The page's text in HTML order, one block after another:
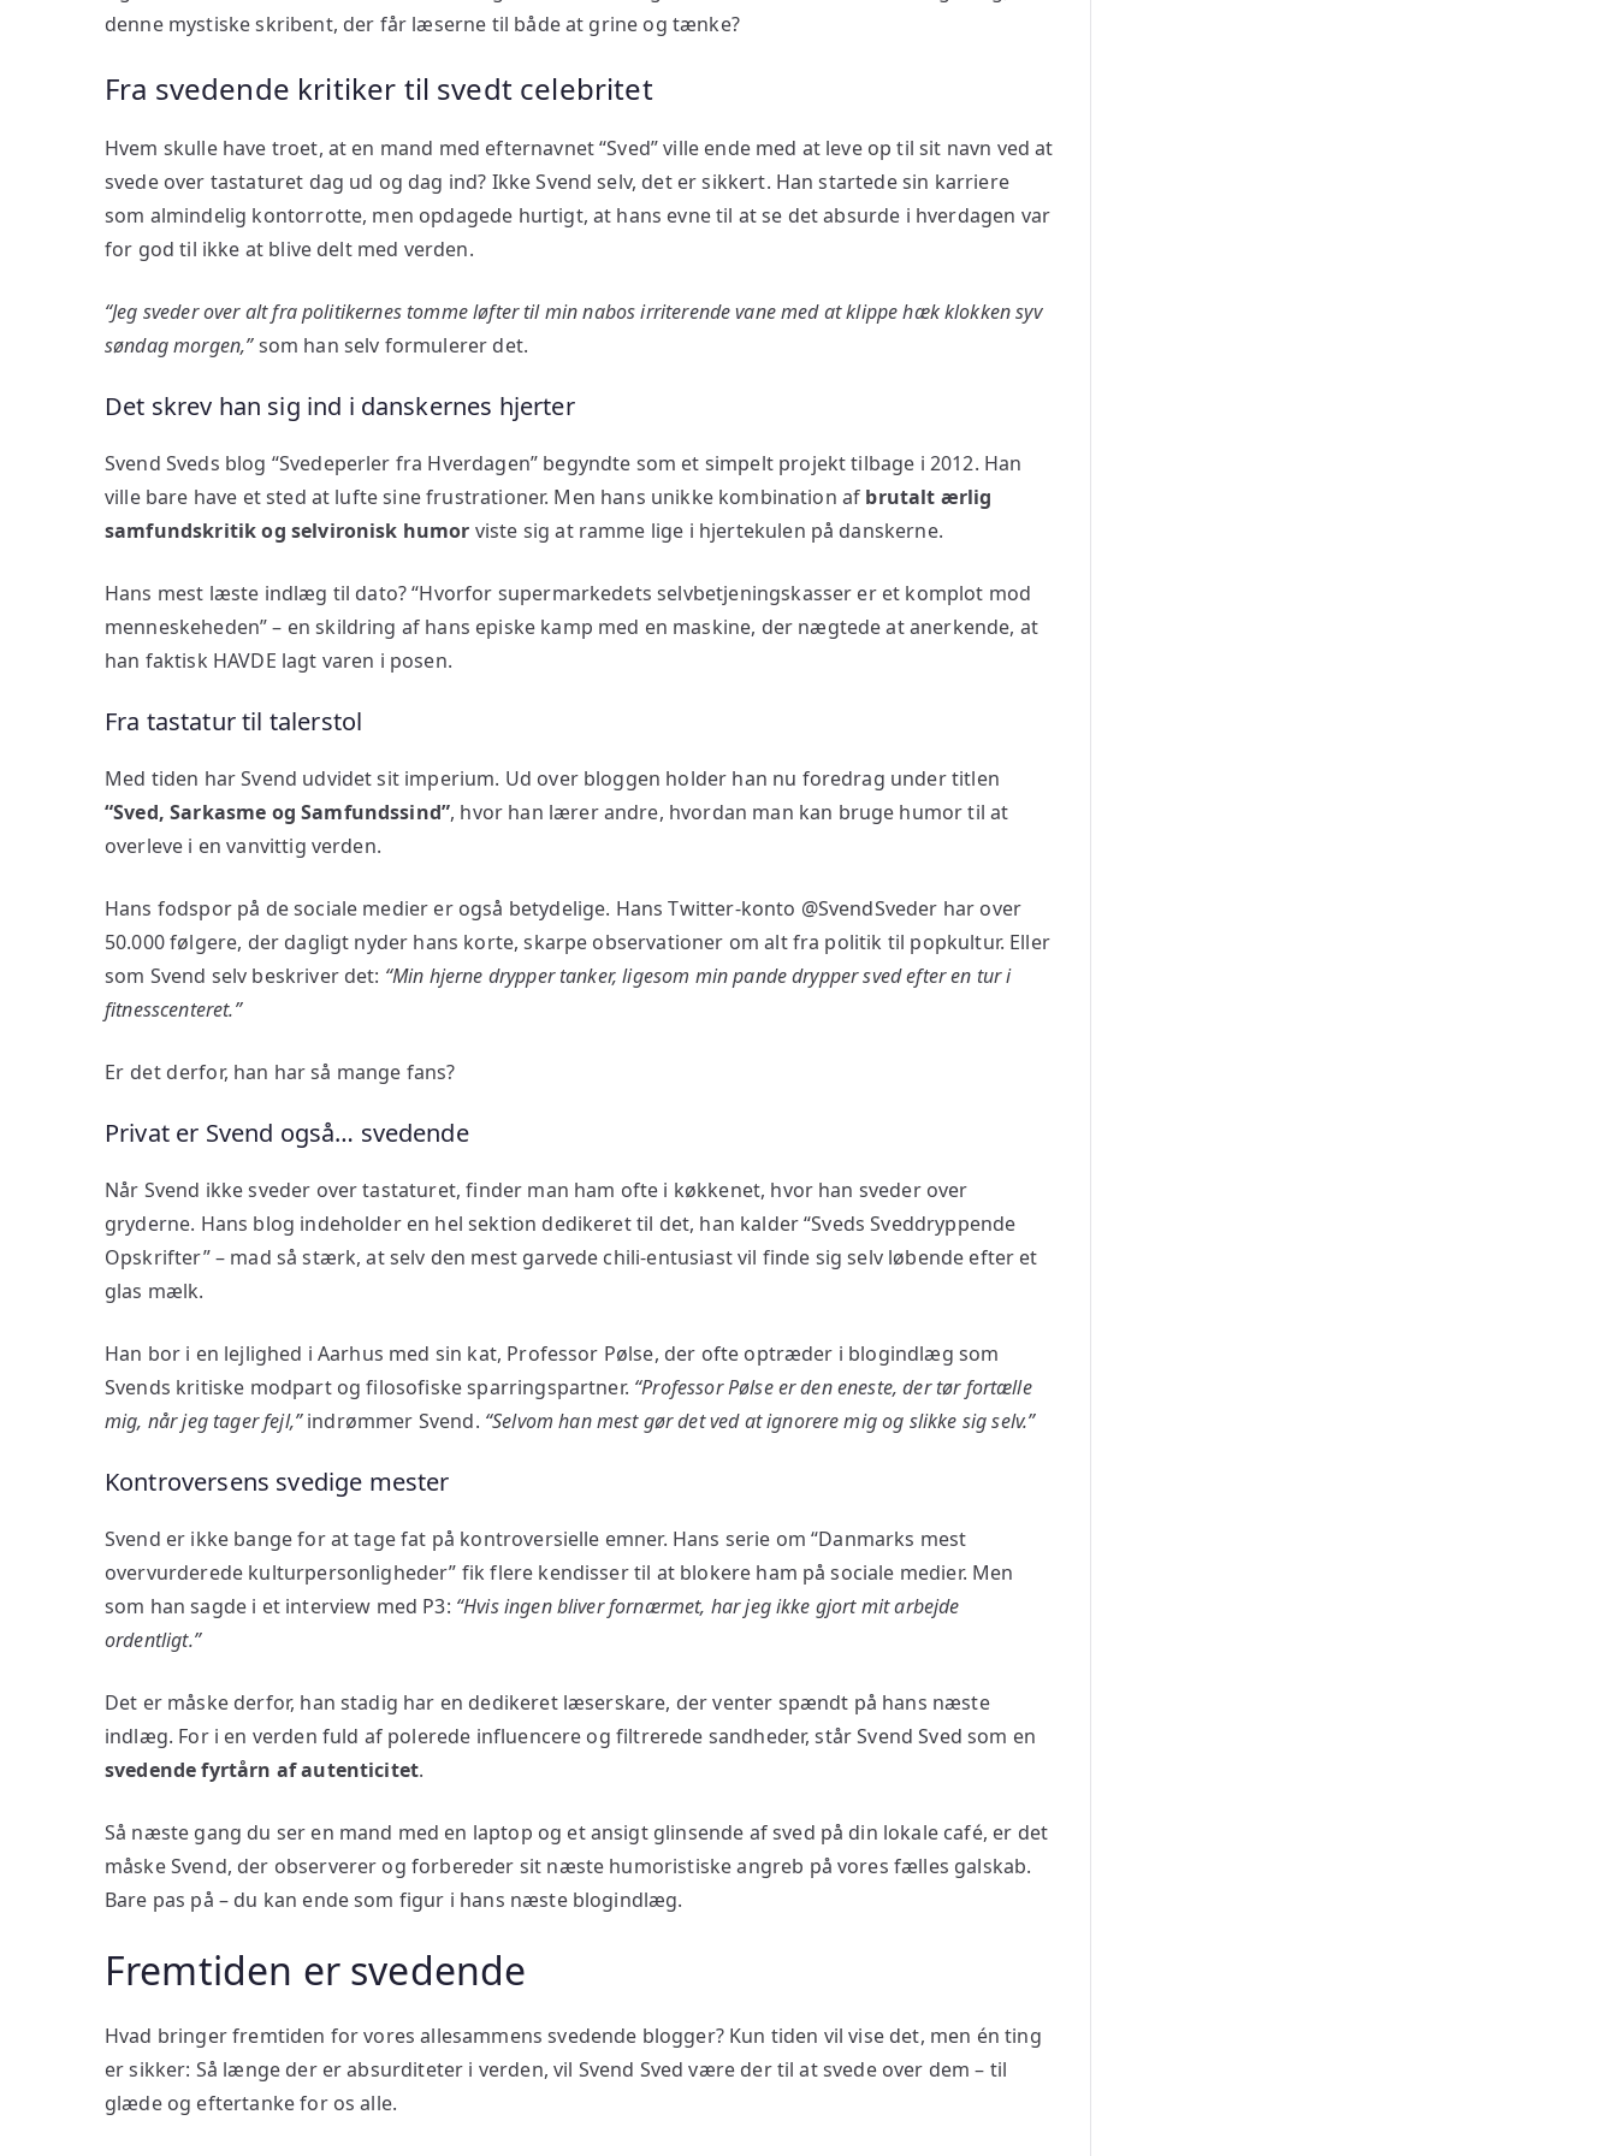
denne mystiske skribent, der får læserne til både at grine og tænke?
Fra svedende kritiker til svedt celebritet
Hvem skulle have troet, at en mand med efternavnet “Sved” ville ende med at leve op til sit navn ved at
svede over tastaturet dag ud og dag ind? Ikke Svend selv, det er sikkert. Han startede sin karriere
som almindelig kontorrotte, men opdagede hurtigt, at hans evne til at se det absurde i hverdagen var
for god til ikke at blive delt med verden.
“Jeg sveder over alt fra politikernes tomme løfter til min nabos irriterende vane med at klippe hæk klokken syv
søndag morgen,”som han selv formulerer det.
Det skrev han sig ind i danskernes hjerter
Svend Sveds blog “Svedeperler fra Hverdagen” begyndte som et simpelt projekt tilbage i 2012. Han
ville bare have et sted at lufte sine frustrationer. Men hans unikke kombination af brutalt ærlig
samfundskritik og selvironisk humor viste sig at ramme lige i hjertekulen på danskerne.
Hans mest læste indlæg til dato? “Hvorfor supermarkedets selvbetjeningskasser er et komplot mod
menneskeheden” – en skildring af hans episke kamp med en maskine, der nægtede at anerkende, at
han faktisk HAVDE lagt varen i posen.
Fra tastatur til talerstol
Med tiden har Svend udvidet sit imperium. Ud over bloggen holder han nu foredrag under titlen
“Sved, Sarkasme og Samfundssind”, hvor han lærer andre, hvordan man kan bruge humor til at
overleve i en vanvittig verden.
Hans fodspor på de sociale medier er også betydelige. Hans Twitter-konto @SvendSveder har over
50.000 følgere, der dagligt nyder hans korte, skarpe observationer om alt fra politik til popkultur. Eller
som Svend selv beskriver det: “Min hjerne drypper tanker, ligesom min pande drypper sved efter en tur i
fitnesscenteret.”
Er det derfor, han har så mange fans?
Privat er Svend også… svedende
Når Svend ikke sveder over tastaturet, finder man ham ofte i køkkenet, hvor han sveder over
gryderne. Hans blog indeholder en hel sektion dedikeret til det, han kalder “Sveds Sveddryppende
Opskrifter” – mad så stærk, at selv den mest garvede chili-entusiast vil finde sig selv løbende efter et
glas mælk.
Han bor i en lejlighed i Aarhus med sin kat, Professor Pølse, der ofte optræder i blogindlæg som
Svends kritiske modpart og filosofiske sparringspartner. “Professor Pølse er den eneste, der tør fortælle
mig, når jeg tager fejl,”indrømmer Svend. “Selvom han mest gør det ved at ignorere mig og slikke sig selv.”
Kontroversens svedige mester
Svend er ikke bange for at tage fat på kontroversielle emner. Hans serie om “Danmarks mest
overvurderede kulturpersonligheder” fik flere kendisser til at blokere ham på sociale medier. Men
som han sagde i et interview med P3: “Hvis ingen bliver fornærmet, har jeg ikke gjort mit arbejde
ordentligt.”
Det er måske derfor, han stadig har en dedikeret læserskare, der venter spændt på hans næste
indlæg. For i en verden fuld af polerede influencere og filtrerede sandheder, står Svend Sved som en
svedende fyrtårn af autenticitet.
Så næste gang du ser en mand med en laptop og et ansigt glinsende af sved på din lokale café, er det
måske Svend, der observerer og forbereder sit næste humoristiske angreb på vores fælles galskab.
Bare pas på – du kan ende som figur i hans næste blogindlæg.
Fremtiden er svedende
Hvad bringer fremtiden for vores allesammens svedende blogger? Kun tiden vil vise det, men én ting
er sikker: Så længe der er absurditeter i verden, vil Svend Sved være der til at svede over dem – til
glæde og eftertanke for os alle.